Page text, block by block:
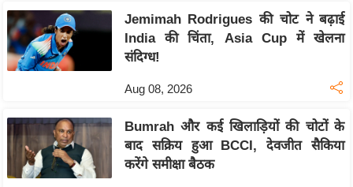
S
A
p
p
b
o
u
t
Jemimah Rodrigues की चोट ने बढ़ाई
India की चिंता, Asia Cup में खेलना
संदिग्ध!
Aug 08, 2026
Bumrah और कई खिलाड़ियों की चोटों के
बाद सक्रिय हुआ BCCI, देवजीत सैकिया
करेंगे समीक्षा बैठक